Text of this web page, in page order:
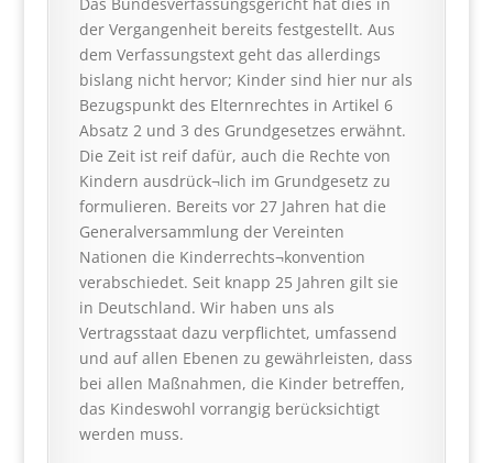
Das Bundesverfassungsgericht hat dies in
der Vergangenheit bereits festgestellt. Aus
dem Verfassungstext geht das allerdings
bislang nicht hervor; Kinder sind hier nur als
Bezugspunkt des Elternrechtes in Artikel 6
Absatz 2 und 3 des Grundgesetzes erwähnt.
Die Zeit ist reif dafür, auch die Rechte von
Kindern ausdrück¬lich im Grundgesetz zu
formulieren. Bereits vor 27 Jahren hat die
Generalversammlung der Vereinten
Nationen die Kinderrechts¬konvention
verabschiedet. Seit knapp 25 Jahren gilt sie
in Deutschland. Wir haben uns als
Vertragsstaat dazu verpflichtet, umfassend
und auf allen Ebenen zu gewährleisten, dass
bei allen Maßnahmen, die Kinder betreffen,
das Kindeswohl vorrangig berücksichtigt
werden muss.